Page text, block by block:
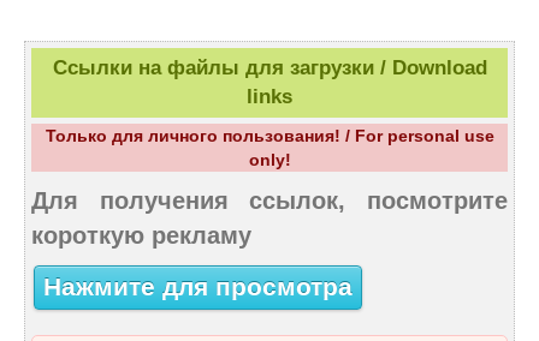
Ссылки на файлы для загрузки / Download
links
Только для личного пользования! / For personal use
only!
Для получения ссылок, посмотрите
короткую рекламу
Нажмите для просмотра